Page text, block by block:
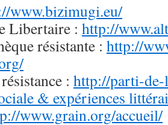
www.bizimugi.eu/
Libertaire : http://
résistante : http://
: http://parti-de-
& expériences
www.grain.org/accueil/